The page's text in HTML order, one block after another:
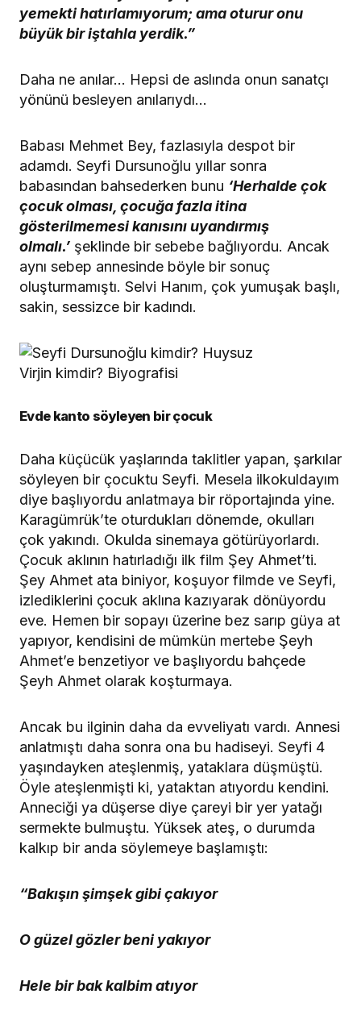
yemekti hatırlamıyorum; ama oturur onu
büyük bir iştahla yerdik.”
Daha ne anılar… Hepsi de aslında onun sanatçı
yönünü besleyen anılarıydı…
Babası Mehmet Bey, fazlasıyla despot bir
adamdı. Seyfi Dursunoğlu yıllar sonra
babasından bahsederken bunu ‘Herhalde çok
çocuk olması, çocuğa fazla itina
gösterilmemesi kanısını uyandırmış
olmalı.’ şeklinde bir sebebe bağlıyordu. Ancak
aynı sebep annesinde böyle bir sonuç
oluşturmamıştı. Selvi Hanım, çok yumuşak başlı,
sakin, sessizce bir kadındı.
Evde kanto söyleyen bir çocuk
Daha küçücük yaşlarında taklitler yapan, şarkılar
söyleyen bir çocuktu Seyfi. Mesela ilkokuldayım
diye başlıyordu anlatmaya bir röportajında yine.
Karagümrük’te oturdukları dönemde, okulları
çok yakındı. Okulda sinemaya götürüyorlardı.
Çocuk aklının hatırladığı ilk film Şey Ahmet’ti.
Şey Ahmet ata biniyor, koşuyor filmde ve Seyfi,
izlediklerini çocuk aklına kazıyarak dönüyordu
eve. Hemen bir sopayı üzerine bez sarıp güya at
yapıyor, kendisini de mümkün mertebe Şeyh
Ahmet’e benzetiyor ve başlıyordu bahçede
Şeyh Ahmet olarak koşturmaya.
Ancak bu ilginin daha da evveliyatı vardı. Annesi
anlatmıştı daha sonra ona bu hadiseyi. Seyfi 4
yaşındayken ateşlenmiş, yataklara düşmüştü.
Öyle ateşlenmişti ki, yataktan atıyordu kendini.
Anneciği ya düşerse diye çareyi bir yer yatağı
sermekte bulmuştu. Yüksek ateş, o durumda
kalkıp bir anda söylemeye başlamıştı:
“Bakışın şimşek gibi çakıyor
O güzel gözler beni yakıyor
Hele bir bak kalbim atıyor